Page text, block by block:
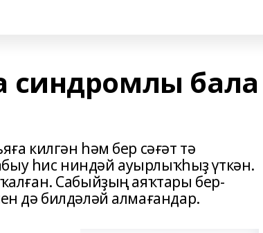
синдромлы бала
килгән һәм бер сәғәт тә
һис ниндәй ауырлыҡһыҙ үткән.
Сабыйҙың аяҡтары бер-
дә билдәләй алмағандар.